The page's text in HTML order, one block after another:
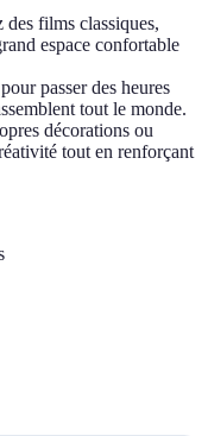
des films classiques,
espace confortable
passer des heures
tout le monde.
décorations ou
tout en renforçant